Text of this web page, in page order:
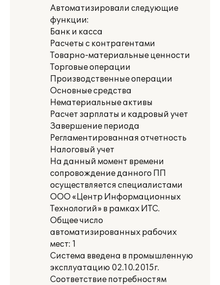
Автоматизировали следующие
функции:
Банк и касса
Расчеты с контрагентами
Товарно-материальные ценности
Торговые операции
Производственные операции
Основные средства
Нематериальные активы
Расчет зарплаты и кадровый учет
Завершение периода
Регламентированная отчетность
Налоговый учет
На данный момент времени
сопровождение данного ПП
осуществляется специалистами
ООО «Центр Информационных
Технологий» в рамках ИТС.
Общее число
автоматизированных рабочих
мест: 1
Система введена в промышленную
эксплуатацию 02.10.2015г.
Соответствие потребностям